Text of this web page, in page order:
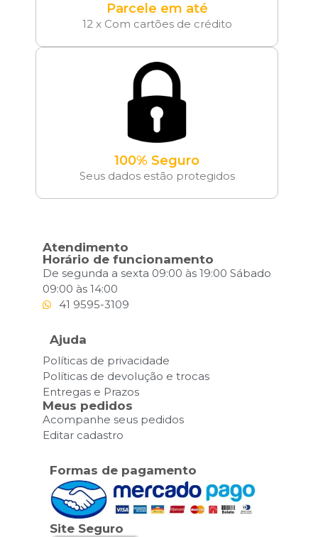
Parcele em até
12 x Com cartões de crédito
100% Seguro
Seus dados estão protegidos
Atendimento
Horário de funcionamento
De segunda a sexta 09:00 às 19:00 Sábado
09:00 às 14:00
41 9595-3109
Ajuda
Políticas de privacidade
Políticas de devolução e trocas
Entregas e Prazos
Meus pedidos
Acompanhe seus pedidos
Editar cadastro
Formas de pagamento
Site Seguro